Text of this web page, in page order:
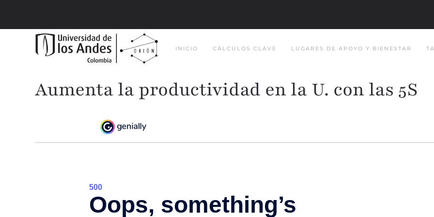
INICIO CÁLCULOS CLAVE LUGARES DE APOYO Y BIENESTAR
Aumenta la productividad en la U. con las 5S